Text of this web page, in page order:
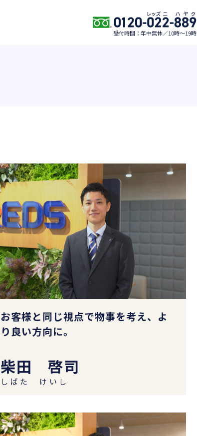
受付時間：年中無休／10時〜19時
お客様と同じ視点で物事を考え、よ
り良い方向に。
柴田 啓司
しばた けいし